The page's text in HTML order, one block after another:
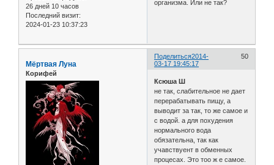
26 дней 10 часов
Последний визит:
2024-01-23 10:37:23
организма. Или не так?
Поделиться 50
2014-
03-17 19:45:17
Мёртвая Луна
Корифей
Ксюша Ш
не так, слабительное не дает
перерабатывать пищу, а
выводит за так, то же самое и
с водой. а для похудения
нормального вода
обязательна, так как
учавствуент в обменных
процесах. Это тоо ж е самое.